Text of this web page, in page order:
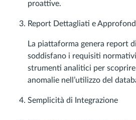
proattive.
Report Dettagliati e
La piattaforma genera report
soddisfano i requisiti
strumenti analitici per scoprire
anomalie nell’utilizzo del
Semplicità di Integrazione